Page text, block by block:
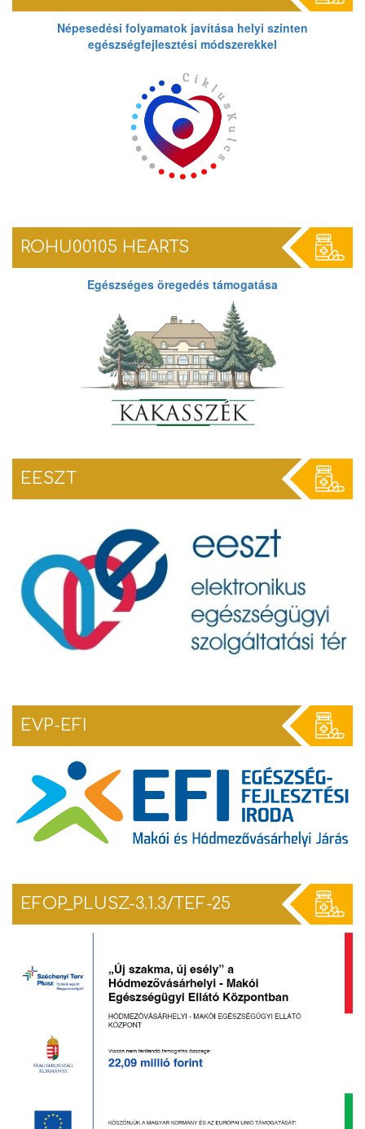
Népesedési folyamatok javítása helyi szinten
egészségfejlesztési módszerekkel
ROHU00105 HEARTS
Egészséges öregedés támogatása
EESZT
EVP-EFI
EFOP_PLUSZ-3.1.3/TEF-25